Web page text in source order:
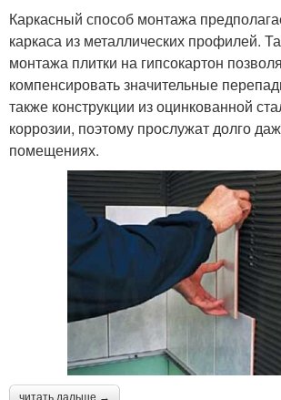
Каркасный способ монтажа
каркаса из металлических профилей.
монтажа плитки на гипсокартон
компенсировать значительные
также конструкции из оцинкованной
коррозии, поэтому прослужат долго
помещениях.
читать дальше →